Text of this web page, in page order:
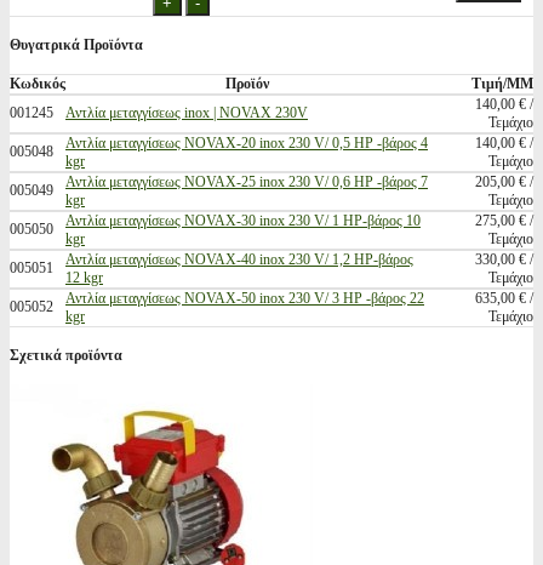
Θυγατρικά Προϊόντα
Κωδικός Προϊόν
Τιμή/ΜΜ
001245
Αντλία μεταγγίσεως inox | NOVAX 230V
140,00 € /
Τεμάχιο
005048
Αντλία μεταγγίσεως NOVAX-20 inox 230 V/ 0,5 HP -βάρος 4
kgr
140,00 € /
Τεμάχιο
005049
Αντλία μεταγγίσεως NOVAX-25 inox 230 V/ 0,6 HP -βάρος 7
kgr
205,00 € /
Τεμάχιο
005050
Αντλία μεταγγίσεως NOVAX-30 inox 230 V/ 1 HP-βάρος 10
kgr
275,00 € /
Τεμάχιο
005051
Αντλία μεταγγίσεως NOVAX-40 inox 230 V/ 1,2 HP-βάρος
12 kgr
330,00 € /
Τεμάχιο
005052
Αντλία μεταγγίσεως NOVAX-50 inox 230 V/ 3 HP -βάρος 22
kgr
635,00 € /
Τεμάχιο
Σχετικά προϊόντα